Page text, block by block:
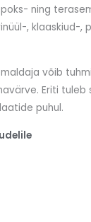
ning
, klaaskiud-,
võib
Eriti tuleb
puhul.